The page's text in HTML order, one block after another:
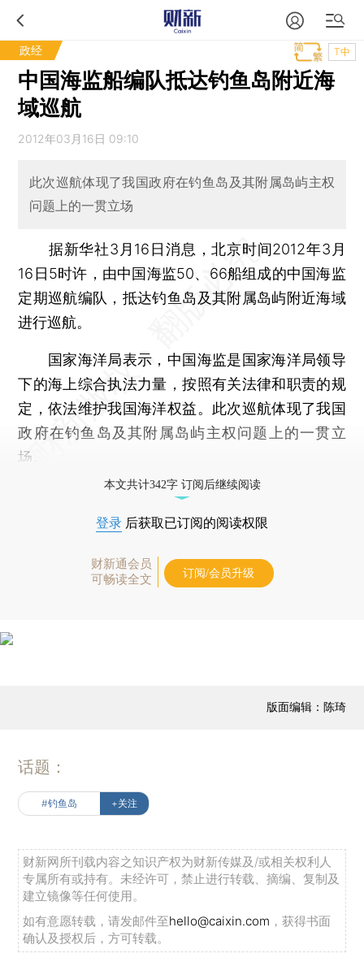
政经 T中
中国海监船编队抵达钓鱼岛附近海
域巡航
2012年03月16日 09:10
此次巡航体现了我国政府在钓鱼岛及其附属岛屿主权
问题上的一贯立场
据新华社3月16日消息，北京时间2012年3月
16日5时许，由中国海监50、66船组成的中国海监
定期巡航编队，抵达钓鱼岛及其附属岛屿附近海域
进行巡航。
国家海洋局表示，中国海监是国家海洋局领导
下的海上综合执法力量，按照有关法律和职责的规
定，依法维护我国海洋权益。此次巡航体现了我国
政府在钓鱼岛及其附属岛屿主权问题上的一贯立
场。
本文共计342字 订阅后继续阅读
登录 后获取已订阅的阅读权限
财新通会员
可畅读全文
订阅/会员升级
版面编辑：陈琦
话题：
#钓鱼岛 +关注
财新网所刊载内容之知识产权为财新传媒及/或相关权利人
专属所有或持有。未经许可，禁止进行转载、摘编、复制及
建立镜像等任何使用。
如有意愿转载，请发邮件至hello@caixin.com ，获得书面
确认及授权后，方可转载。